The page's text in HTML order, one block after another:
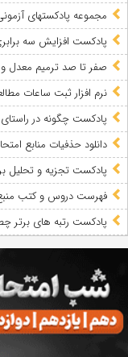
مجموعه پادکستهای
پادکست افزایش سه
صفر تا صد ترمیم معدل و
نرم‌ افزار ثبت ساعات
پادکست چگونه در
دانلود حذفیات منابع
پادکست تجزیه و تحلیل
فهرست دروس و کتب منبع
پادکست رتبه های برتر